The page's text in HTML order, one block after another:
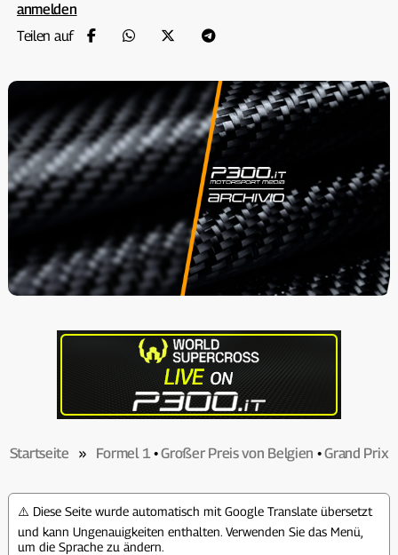
anmelden
Teilen auf
Startseite » Formel 1•Großer Preis von Belgien •Grand Prix
⚠️ Diese Seite wurde automatisch mit Google Translate übersetzt
und kann Ungenauigkeiten enthalten. Verwenden Sie das Menü,
um die Sprache zu ändern.